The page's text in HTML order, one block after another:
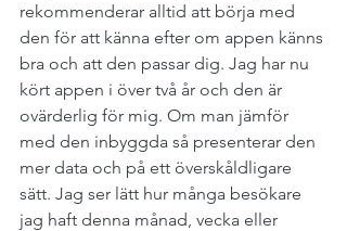
rekommenderar alltid att börja med
den för att känna efter om appen känns
bra och att den passar dig. Jag har nu
kört appen i över två år och den är
ovärderlig för mig. Om man jämför
med den inbyggda så presenterar den
mer data och på ett överskåldligare
sätt. Jag ser lätt hur många besökare
jag haft denna månad, vecka eller